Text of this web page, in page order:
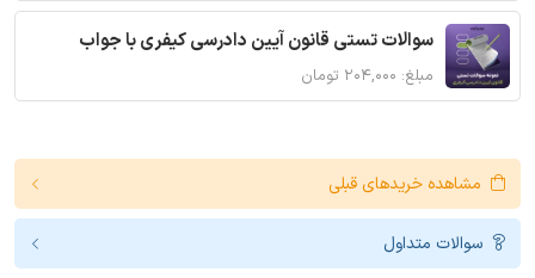
سوالات تستی قانون آیین دادرسی کیفری با جواب
مبلغ: ۲۰۴,۰۰۰ تومان
مشاهده خریدهای قبلی
سوالات متداول